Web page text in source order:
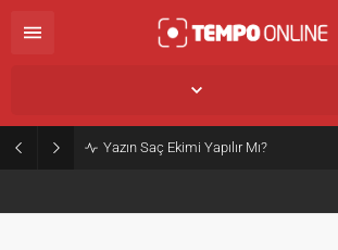
Yazın Saç Ekimi Yapılır Mı?